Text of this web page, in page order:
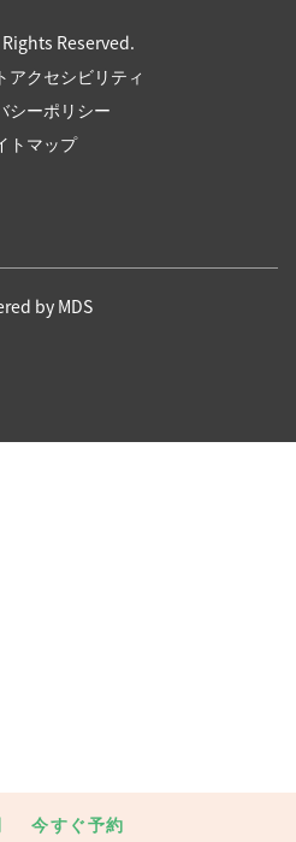
Reserved.
アクセシビリティ
シーポリシー
トマップ
by MDS
今すぐ予約